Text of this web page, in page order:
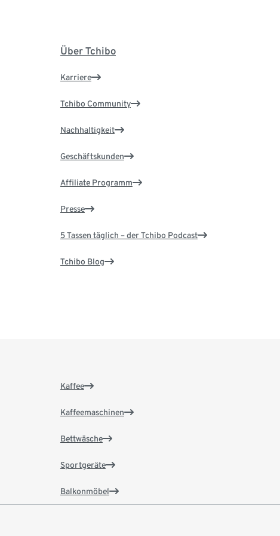
Über Tchibo
Karriere
Tchibo Community
Nachhaltigkeit
Geschäftskunden
Affiliate Programm
Presse
5 Tassen täglich – der Tchibo Podcast
Tchibo Blog
Kaffee
Kaffeemaschinen
Bettwäsche
Sportgeräte
Balkonmöbel